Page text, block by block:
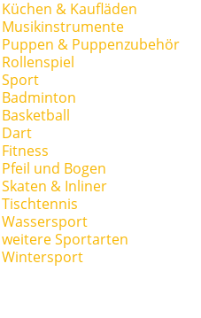
Küchen & Kaufläden
Musikinstrumente
Puppen & Puppenzubehör
Rollenspiel
Sport
Badminton
Basketball
Dart
Fitness
Pfeil und Bogen
Skaten & Inliner
Tischtennis
Wassersport
weitere Sportarten
Wintersport